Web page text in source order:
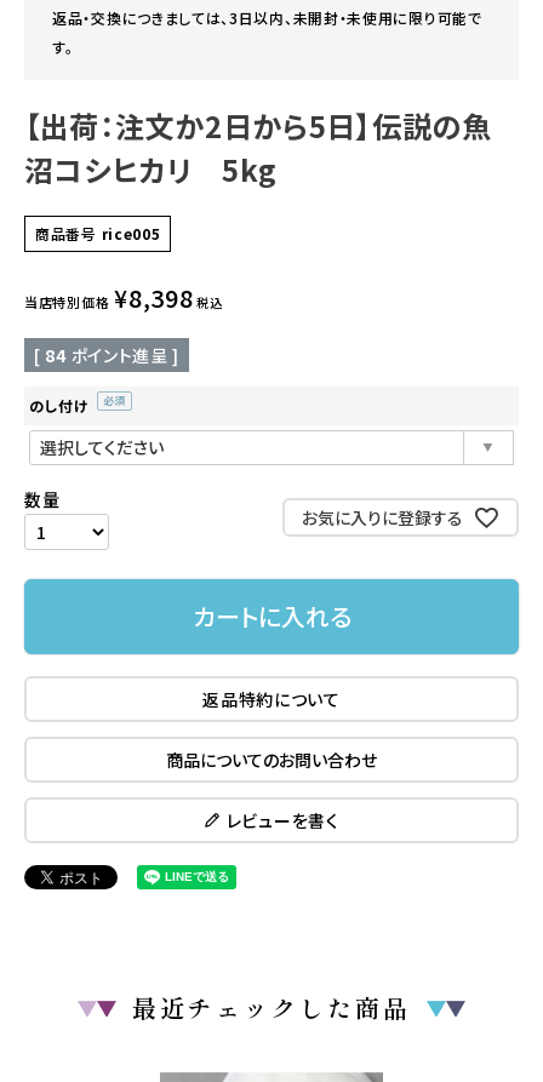
返品・交換につきましては、3日以内、未開封・未使用に限り可能で
す。
【出荷：注文か2日から5日】伝説の魚
沼コシヒカリ 5kg
商品番号 rice005
当店特別価格 ¥8,398 税込
[ 84 ポイント進呈 ]
のし付け
須)
お気に入りに登録する
カートに入れる
返品特約について
商品についてのお問い合わせ
レビューを書く
最近チェックした商品